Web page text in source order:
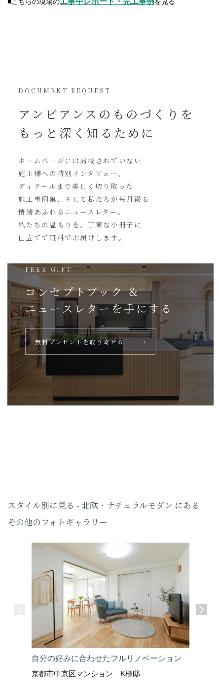
■こちらの現場の を見る
DOCUMENT REQUEST
アンビアンスの ものづくりを
もっと深く知るために
ホームページには掲載されていない
施主様への特別インタビュー、
ディテールまで美しく切り取った
施工事例集、そして私たちが毎月綴る
情緒あふれるニュースレター。
私たちの温もりを、丁寧な小冊子に
仕立てて無料でお届けします。
FREE GIFT
コンセプトブック ＆
ニュースレターを手にする
無料プレゼントを取り寄せる →
スタイル別に見る - 北欧・ナチュラルモダン にある
その他のフォトギャラリー
自分の好みに合わせたフルリノベーション
京都市中京区マンション K様邸